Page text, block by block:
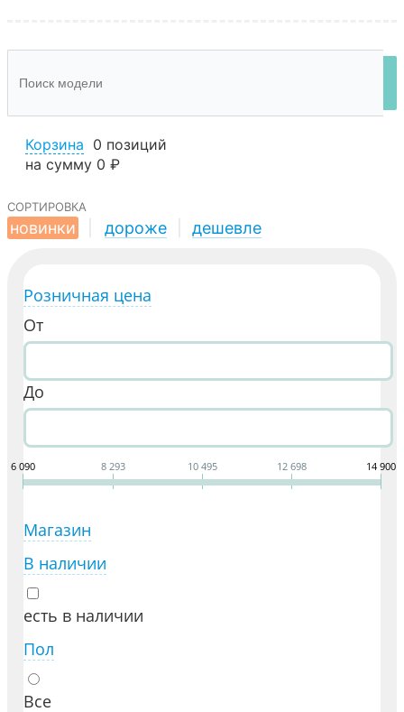
Корзина 0 позиций
на сумму 0 ₽
сортировка
новинки
дороже дешевле
Розничная цена
От
До
6 090 8 293 10 495 12 698 14 900
Магазин
В наличии
есть в наличии
Пол
Все